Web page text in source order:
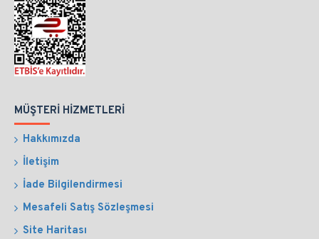
MÜŞTERI HIZMETLERI
Hakkımızda
İletişim
İade Bilgilendirmesi
Mesafeli Satış Sözleşmesi
Site Haritası